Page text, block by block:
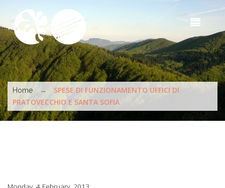
You are here
Home →
SPESE DI FUNZIONAMENTO UFFICI DI
PRATOVECCHIO E SANTA SOFIA